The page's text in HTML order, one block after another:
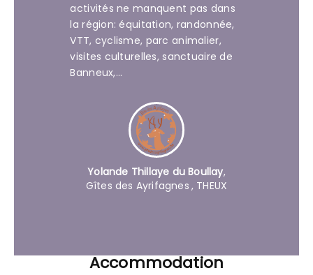
activités ne manquent pas dans
la région: équitation, randonnée,
VTT, cyclisme, parc animalier,
visites culturelles, sanctuaire de
Banneux,...
Yolande Thillaye du Boullay,
Gîtes des Ayrifagnes , THEUX
Accommodation